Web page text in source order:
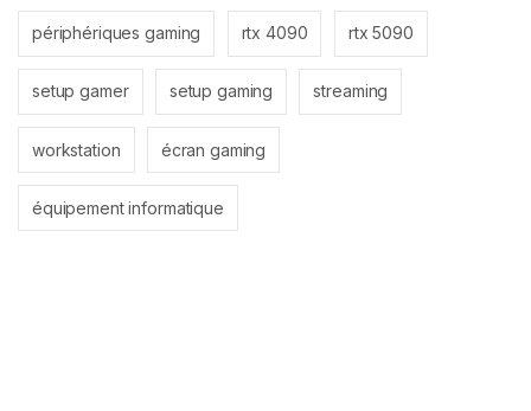
périphériques gaming rtx 4090 rtx 5090
setup gamer setup gaming streaming
workstation écran gaming
équipement informatique